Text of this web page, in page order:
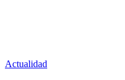
Actualidad